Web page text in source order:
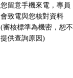
您留意手機來電，專員
會致電與您核對資料
(審核標準為機密，恕不
提供查詢原因)